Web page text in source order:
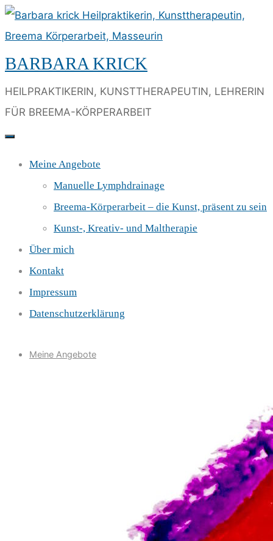
Skip
to
content
BARBARA KRICK
HEILPRAKTIKERIN, KUNSTTHERAPEUTIN, LEHRERIN
FÜR BREEMA-KÖRPERARBEIT
Meine Angebote
Manuelle Lymphdrainage
Breema-Körperarbeit – die Kunst, präsent zu sein
Kunst-, Kreativ- und Maltherapie
Über mich
Kontakt
Impressum
Datenschutzerklärung
Meine Angebote